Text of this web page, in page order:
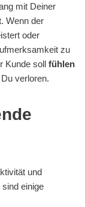
mit Deiner
Wenn der
oder
zu
Kunde soll fühlen
verloren.
und
einige